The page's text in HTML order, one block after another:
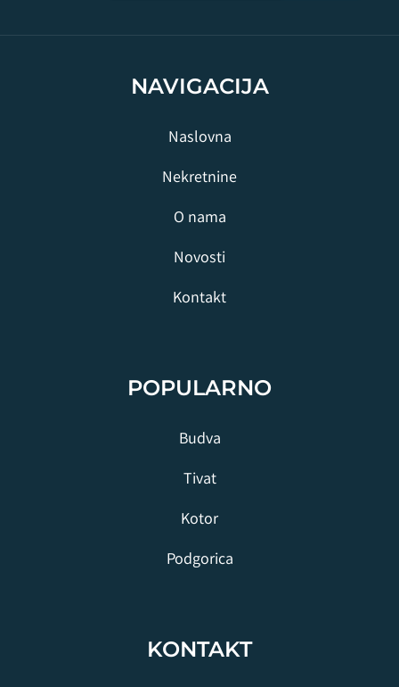
NAVIGACIJA
Naslovna
Nekretnine
O nama
Novosti
Kontakt
POPULARNO
Budva
Tivat
Kotor
Podgorica
KONTAKT